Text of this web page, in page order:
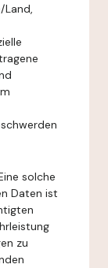
Land,
solche
Daten ist
zu